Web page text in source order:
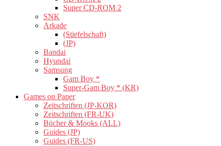
Super CD-ROM 2
SNK
Arkade
(Stiefelschaft)
(JP)
Bandai
Hyundai
Samsung
Gam Boy *
Super-Gam Boy * (KR)
Games on Paper
Zeitschriften (JP-KOR)
Zeitschriften (FR-UK)
Bücher & Mooks (ALL)
Guides (JP)
Guides (FR-US)